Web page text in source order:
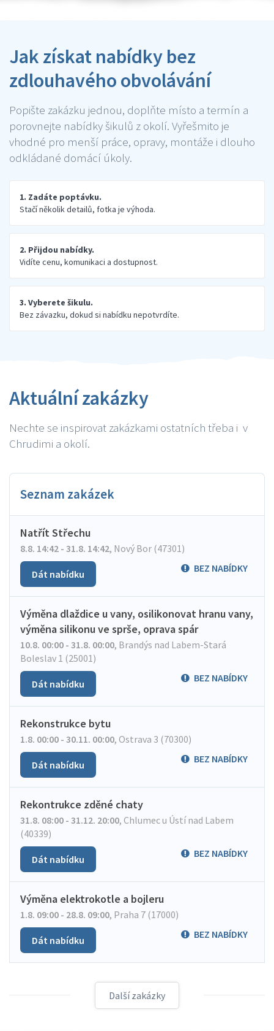
Jak získat nabídky bez
zdlouhavého obvolávání
Popište zakázku jednou, doplňte místo a termín a
porovnejte nabídky šikulů z okolí. Vyřešmito je
vhodné pro menší práce, opravy, montáže i dlouho
odkládané domácí úkoly.
1. Zadáte poptávku.
Stačí několik detailů, fotka je výhoda.
2. Přijdou nabídky.
Vidíte cenu, komunikaci a dostupnost.
3. Vyberete šikulu.
Bez závazku, dokud si nabídku nepotvrdíte.
Aktuální zakázky
Nechte se inspirovat zakázkami ostatních třeba i v
Chrudimi a okolí.
Seznam zakázek
Natřít Střechu
8.8. 14:42 - 31.8. 14:42, Nový Bor (47301)
BEZ NABÍDKY
Dát nabídku
Výměna dlaždice u vany, osilikonovat hranu vany,
výměna silikonu ve sprše, oprava spár
10.8. 00:00 - 31.8. 00:00, Brandýs nad Labem-Stará
Boleslav 1 (25001)
BEZ NABÍDKY
Dát nabídku
Rekonstrukce bytu
1.8. 00:00 - 30.11. 00:00, Ostrava 3 (70300)
BEZ NABÍDKY
Dát nabídku
Rekontrukce zděné chaty
31.8. 08:00 - 31.12. 20:00, Chlumec u Ústí nad Labem
(40339)
BEZ NABÍDKY
Dát nabídku
Výměna elektrokotle a bojleru
1.8. 09:00 - 28.8. 09:00, Praha 7 (17000)
BEZ NABÍDKY
Dát nabídku
Další zakázky